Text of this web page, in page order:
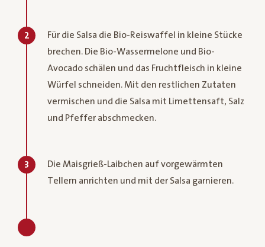
2
Für die Salsa die Bio-Reiswaffel in kleine Stücke
brechen. Die Bio-Wassermelone und Bio-
Avocado schälen und das Fruchtfleisch in kleine
Würfel schneiden. Mit den restlichen Zutaten
vermischen und die Salsa mit Limettensaft, Salz
und Pfeffer abschmecken.
3
Die Maisgrieß-Laibchen auf vorgewärmten
Tellern anrichten und mit der Salsa garnieren.